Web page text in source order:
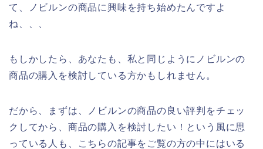
て、ノビルンの商品に興味を持ち始めたんですよ
ね、、、
もしかしたら、あなたも、私と同じようにノビルンの
商品の購入を検討している方かもしれません。
だから、まずは、ノビルンの商品の良い評判をチェッ
クしてから、商品の購入を検討したい！という風に思
っている人も、こちらの記事をご覧の方の中にはいる